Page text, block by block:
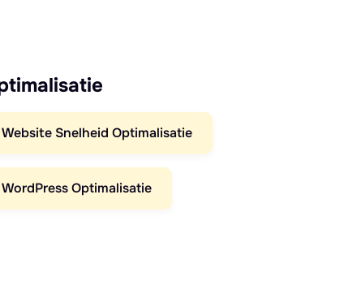
Website Snelheid Optimalisatie
WordPress Optimalisatie